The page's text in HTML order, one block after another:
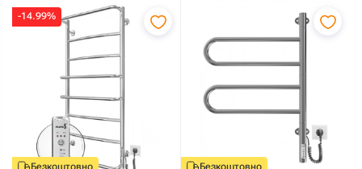
Безкоштовно
-14.99%
Безкоштовно